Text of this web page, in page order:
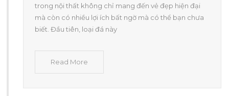
trong nội thất không chỉ mang đến vẻ đẹp hiện đại
mà còn có nhiều lợi ích bất ngờ mà có thể bạn chưa
biết. Đầu tiên, loại đá này
Read More